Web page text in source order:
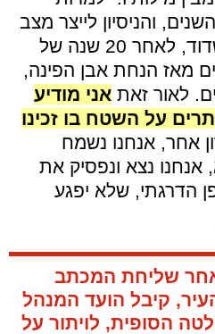
והניסיון לייצר מצב
של עצמאות קמפוס אשדוד, לאחר 20 שנה של
באשדוד ו-5 שנים מאז הנחת אבן הפינה,
לאור זאת אני מודיע
על השטח בו זכינו
אחר, אנחנו נשמח
אנחנו נצא ונפסיק את
הדרגתי, שלא יפגע
שליחת המכתב
קיבל הועד המנהל
הסופית, לויתור על